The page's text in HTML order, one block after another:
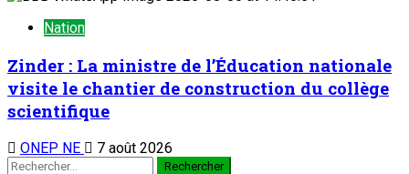
Nation
Zinder : La ministre de l’Éducation nationale
visite le chantier de construction du collège
scientifique
ONEP NE
7 août 2026
Rechercher :